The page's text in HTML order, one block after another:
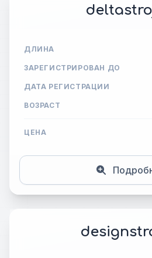
ДЛИНА
ЗАРЕГИСТРИРОВАН ДО
ДАТА РЕГИСТРАЦИИ
ВОЗРАСТ
ЦЕНА